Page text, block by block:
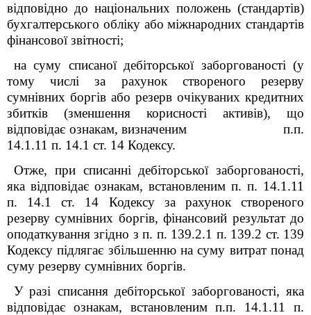
відповідно до національних положень (стандартів)
бухгалтерського обліку або міжнародних стандартів
фінансової звітності;
на суму списаної дебіторської заборгованості (у
тому числі за рахунок створеного резерву
сумнівних боргів або резерв очікуваних кредитних
збитків (зменшення корисності активів), що
відповідає ознакам, визначеним п.п.
14.1.11 п. 14.1 ст. 14 Кодексу.
Отже, при списанні дебіторської заборгованості,
яка відповідає ознакам, встановленим п. п. 14.1.11
п. 14.1 ст. 14 Кодексу за рахунок створеного
резерву сумнівних боргів, фінансовий результат до
оподаткування згідно з п. п. 139.2.1 п. 139.2 ст. 139
Кодексу підлягає збільшенню на суму витрат понад
суму резерву сумнівних боргів.
У разі списання дебіторської заборгованості, яка
відповідає ознакам, встановленим п.п. 14.1.11 п.